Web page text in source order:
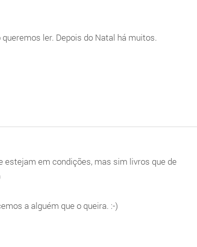
ler. Depois do Natal há muitos.
estejam em condições, mas sim livros que de
a alguém que o queira. :-)